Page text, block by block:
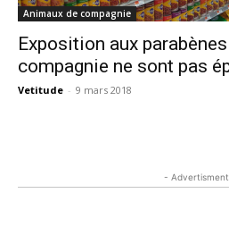
Animaux de compagnie
Exposition aux
compagnie ne sont pas
Vetitude - 9 mars 2018
-